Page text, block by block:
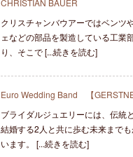
クリスチャンバウアーではベンツ
ェなどの部品を製造している工業
り、そこで [...続きを読む]
Euro Wedding Band 【
ブライダルジュエリーには、伝統
結婚する2人と共に歩む未来まで
います。 [...続きを読む]